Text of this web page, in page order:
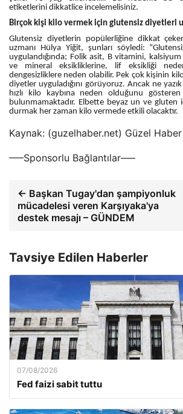
etiketlerini dikkatlice incelemelisiniz.
Birçok kişi kilo vermek için glutensiz diyetleri
Glutensiz diyetlerin popülerliğine dikkat
uzmanı Hülya Yiğit, şunları söyledi:
uygulandığında; Folik asit, B vitamini,
ve mineral eksikliklerine, lif eksikliği
dengesizliklere neden olabilir. Pek çok kişinin
diyetler uyguladığını görüyoruz. Ancak ne
hızlı kilo kaybına neden olduğunu
bulunmamaktadır. Elbette beyaz un ve gluten
durmak her zaman kilo vermede etkili olacaktır.
Kaynak: (guzelhaber.net) Güzel Haber
—–Sponsorlu Bağlantılar—–
← Başkan Tugay'dan şampiyonluk
mücadelesi veren Karşıyaka'ya
destek mesajı – GÜNDEM
Tavsiye Edilen Haberler
07/08/2026
Fed faizi sabit tuttu